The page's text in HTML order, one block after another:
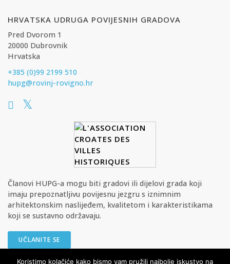
HRVATSKA UDRUGA POVIJESNIH GRADOVA
Pred Dvorom 1
20000 Dubrovnik
Hrvatska
+385 (0)99 2199 510
hupg@rovinj-rovigno.hr
Članovi HUPG-a mogu biti gradovi ili dijelovi grada koji
imaju prepoznatljivu povijesnu jezgru s iznimnim
arhitektonskim naslijeđem, kvalitetom i karakteristikama
koji se sustavno održavaju.
UČLANITE SE
Koristimo kolačiće kako bismo vam pružili najbolje iskustvo na